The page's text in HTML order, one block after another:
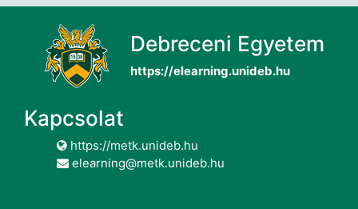
Debreceni Egyetem
https://elearning.unideb.hu
Kapcsolat
https://metk.unideb.hu
elearning@metk.unideb.hu